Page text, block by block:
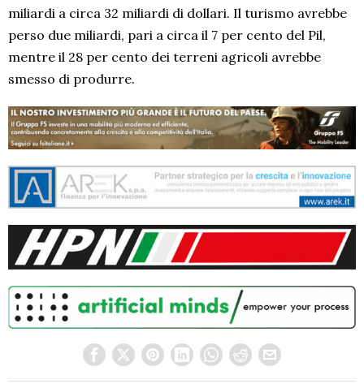
miliardi a circa 32 miliardi di dollari. Il turismo avrebbe
perso due miliardi, pari a circa il 7 per cento del Pil,
mentre il 28 per cento dei terreni agricoli avrebbe
smesso di produrre.